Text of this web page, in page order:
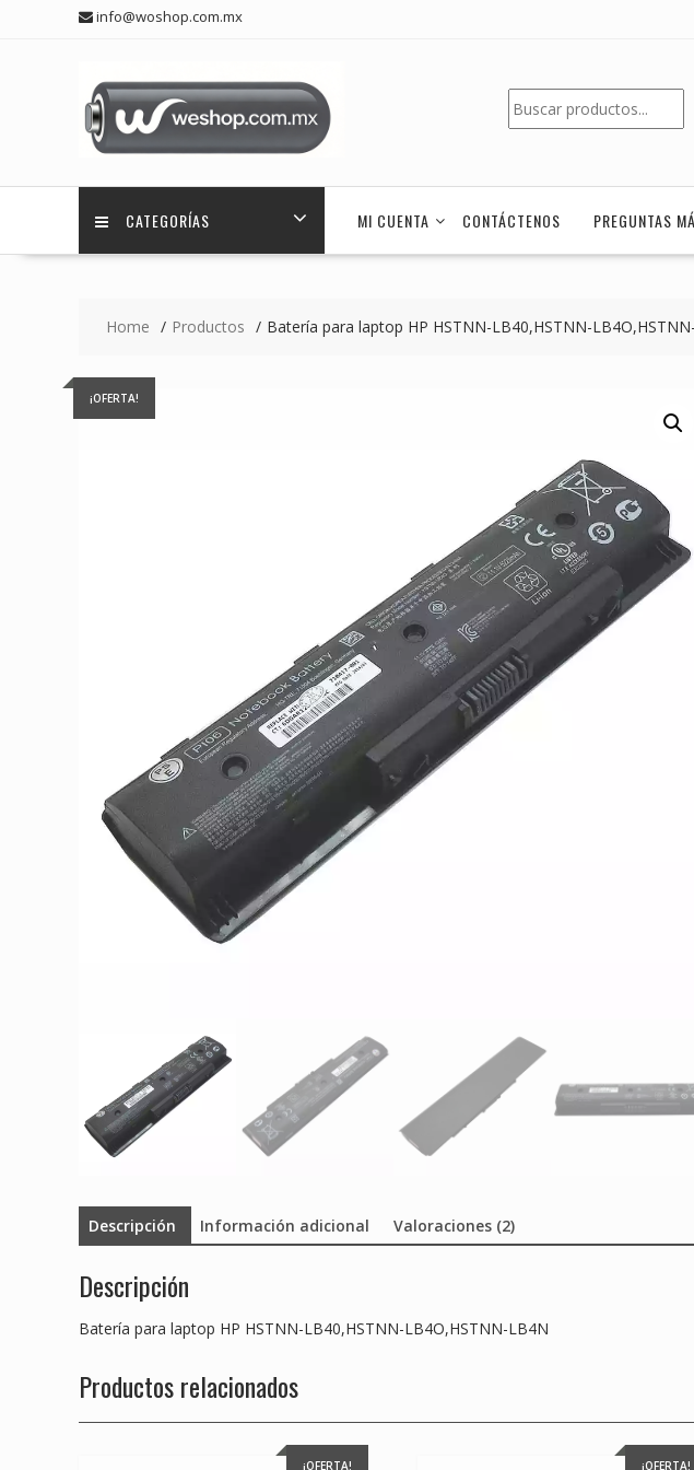
info@woshop.com.mx
Buscar
CATEGORÍAS MI CUENTA CONTÁCTENOS PREGUNTAS
Home Productos Batería para laptop HP HSTNN-LB40,HSTNN-
¡OFERTA!
Descripción Información adicional Valoraciones (2)
Descripción
Batería para laptop HP HSTNN-LB40,HSTNN-LB4O,HSTNN-LB4N
Productos relacionados
¡OFERTA! ¡OFERTA!